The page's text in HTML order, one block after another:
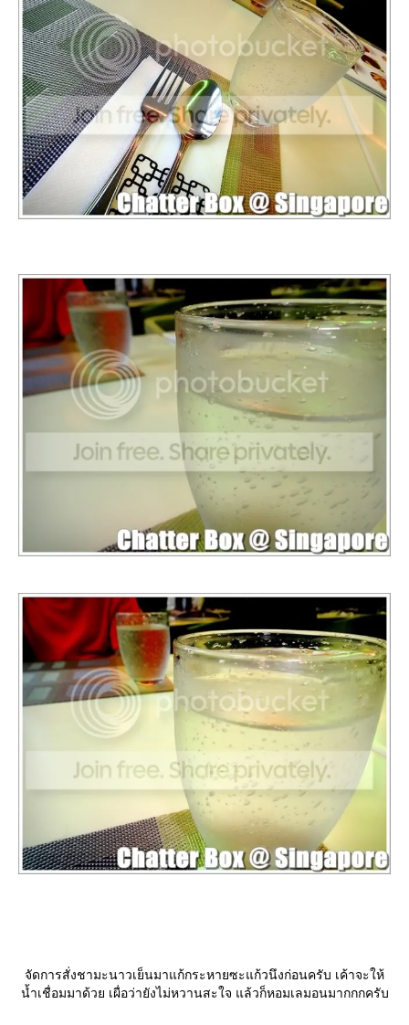
จัดการสั่งชามะนาวเย็นมาแก้กระหายซะแก้วนึงก่อนครับ เค้าจะให้
น้ำเชื่อมมาด้วย เผื่อว่ายังไม่หวานสะใจ แล้วก็หอมเลมอนมากกกครับ